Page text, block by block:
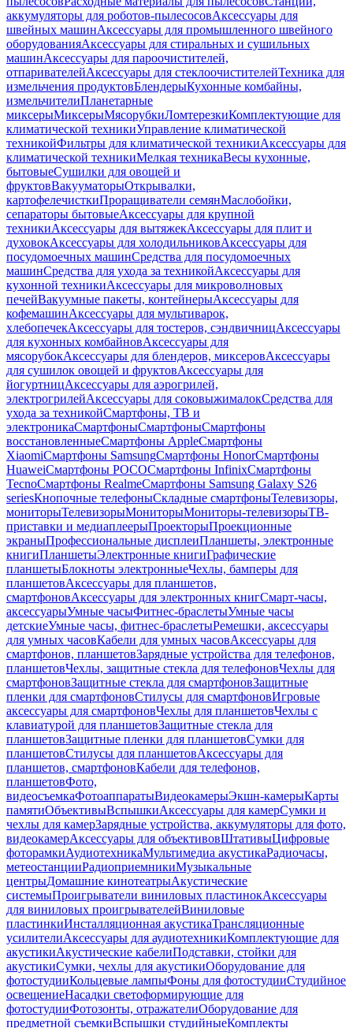
аккумуляторы для роботов-пылесосовАксессуары для
швейных машинАксессуары для промышленного швейного
оборудованияАксессуары для стиральных и сушильных
машинАксессуары для пароочистителей,
отпаривателейАксессуары для стеклоочистителейТехника для
измельчения продуктовБлендерыКухонные комбайны,
измельчителиПланетарные
миксерыМиксерыМясорубкиЛомтерезкиКомплектующие для
климатической техникиУправление климатической
техникойФильтры для климатической техникиАксессуары для
климатической техникиМелкая техникаВесы кухонные,
бытовыеСушилки для овощей и
фруктовВакууматорыОткрывалки,
картофелечисткиПроращиватели семянМаслобойки,
сепараторы бытовыеАксессуары для крупной
техникиАксессуары для вытяжекАксессуары для плит и
духовокАксессуары для холодильниковАксессуары для
посудомоечных машинСредства для посудомоечных
машинСредства для ухода за техникойАксессуары для
кухонной техникиАксессуары для микроволновых
печейВакуумные пакеты, контейнерыАксессуары для
кофемашинАксессуары для мультиварок,
хлебопечекАксессуары для тостеров, сэндвичницАксессуары
для кухонных комбайновАксессуары для
мясорубокАксессуары для блендеров, миксеровАксессуары
для сушилок овощей и фруктовАксессуары для
йогуртницАксессуары для аэрогрилей,
электрогрилейАксессуары для соковыжималокСредства для
ухода за техникойСмартфоны, ТВ и
электроникаСмартфоныСмартфоныСмартфоны
восстановленныеСмартфоны AppleСмартфоны
XiaomiСмартфоны SamsungСмартфоны HonorСмартфоны
HuaweiСмартфоны POCOСмартфоны InfinixСмартфоны
TecnoСмартфоны RealmeСмартфоны Samsung Galaxy S26
seriesКнопочные телефоныСкладные смартфоныТелевизоры,
мониторыТелевизорыМониторыМониторы-телевизорыТВ-
приставки и медиаплеерыПроекторыПроекционные
экраныПрофессиональные дисплеиПланшеты, электронные
книгиПланшетыЭлектронные книгиГрафические
планшетыБлокноты электронныеЧехлы, бамперы для
планшетовАксессуары для планшетов,
смартфоновАксессуары для электронных книгСмарт-часы,
аксессуарыУмные часыФитнес-браслетыУмные часы
детскиеУмные часы, фитнес-браслетыРемешки, аксессуары
для умных часовКабели для умных часовАксессуары для
смартфонов, планшетовЗарядные устройства для телефонов,
планшетовЧехлы, защитные стекла для телефоновЧехлы для
смартфоновЗащитные стекла для смартфоновЗащитные
пленки для смартфоновСтилусы для смартфоновИгровые
аксессуары для смартфоновЧехлы для планшетовЧехлы с
клавиатурой для планшетовЗащитные стекла для
планшетовЗащитные пленки для планшетовСумки для
планшетовСтилусы для планшетовАксессуары для
планшетов, смартфоновКабели для телефонов,
планшетовФото,
видеосъемкаФотоаппаратыВидеокамерыЭкшн-камерыКарты
памятиОбъективыВспышкиАксессуары для камерСумки и
чехлы для камерЗарядные устройства, аккумуляторы для фото,
видеокамерАксессуары для объективовШтативыЦифровые
фоторамкиАудиотехникаМультимедиа акустикаРадиочасы,
метеостанцииРадиоприемникиМузыкальные
центрыДомашние кинотеатрыАкустические
системыПроигрыватели виниловых пластинокАксессуары
для виниловых проигрывателейВиниловые
пластинкиИнсталляционная акустикаТрансляционные
усилителиАксессуары для аудиотехникиКомплектующие для
акустикиАкустические кабелиПодставки, стойки для
акустикиСумки, чехлы для акустикиОборудование для
фотостудииКольцевые лампыФоны для фотостудииСтудийное
освещениеНасадки светоформирующие для
фотостудииФотозонты, отражателиОборудование для
предметной съемкиВспышки студийныеКомплекты